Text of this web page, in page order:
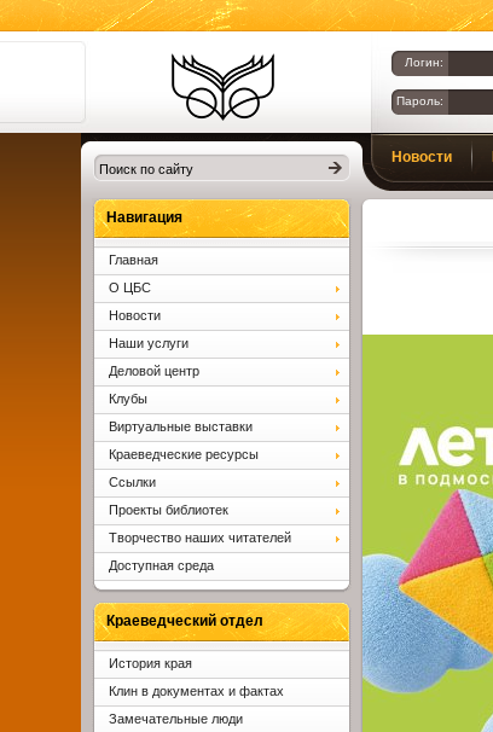
Библиотеки
Клина. Клинская
ЦБС.
Логин:
Пароль:
Новости
Навигация
Главная
О ЦБС
Новости
Наши услуги
Деловой центр
Клубы
Виртуальные выставки
Краеведческие ресурсы
Ссылки
Проекты библиотек
Творчество наших читателей
Доступная среда
Краеведческий отдел
История края
Клин в документах и фактах
Замечательные люди